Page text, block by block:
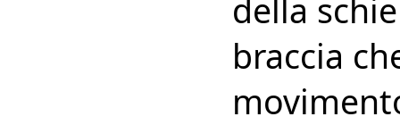
della
braccia